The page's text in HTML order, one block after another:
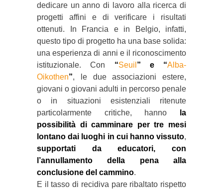
dedicare un anno di lavoro alla ricerca di
progetti affini e di verificare i risultati
ottenuti. In Francia e in Belgio, infatti,
questo tipo di progetto ha una base solida:
una esperienza di anni e il riconoscimento
istituzionale. Con “Seuil ” e “Alba-
Oikothen”, le due associazioni estere,
giovani o giovani adulti in percorso penale
o in situazioni esistenziali ritenute
particolarmente critiche, hanno
la
possibilità di camminare per tre mesi
lontano dai luoghi in cui hanno vissuto,
supportati da educatori, con
l’annullamento della pena alla
conclusione del cammino.
E il tasso di recidiva pare ribaltato rispetto